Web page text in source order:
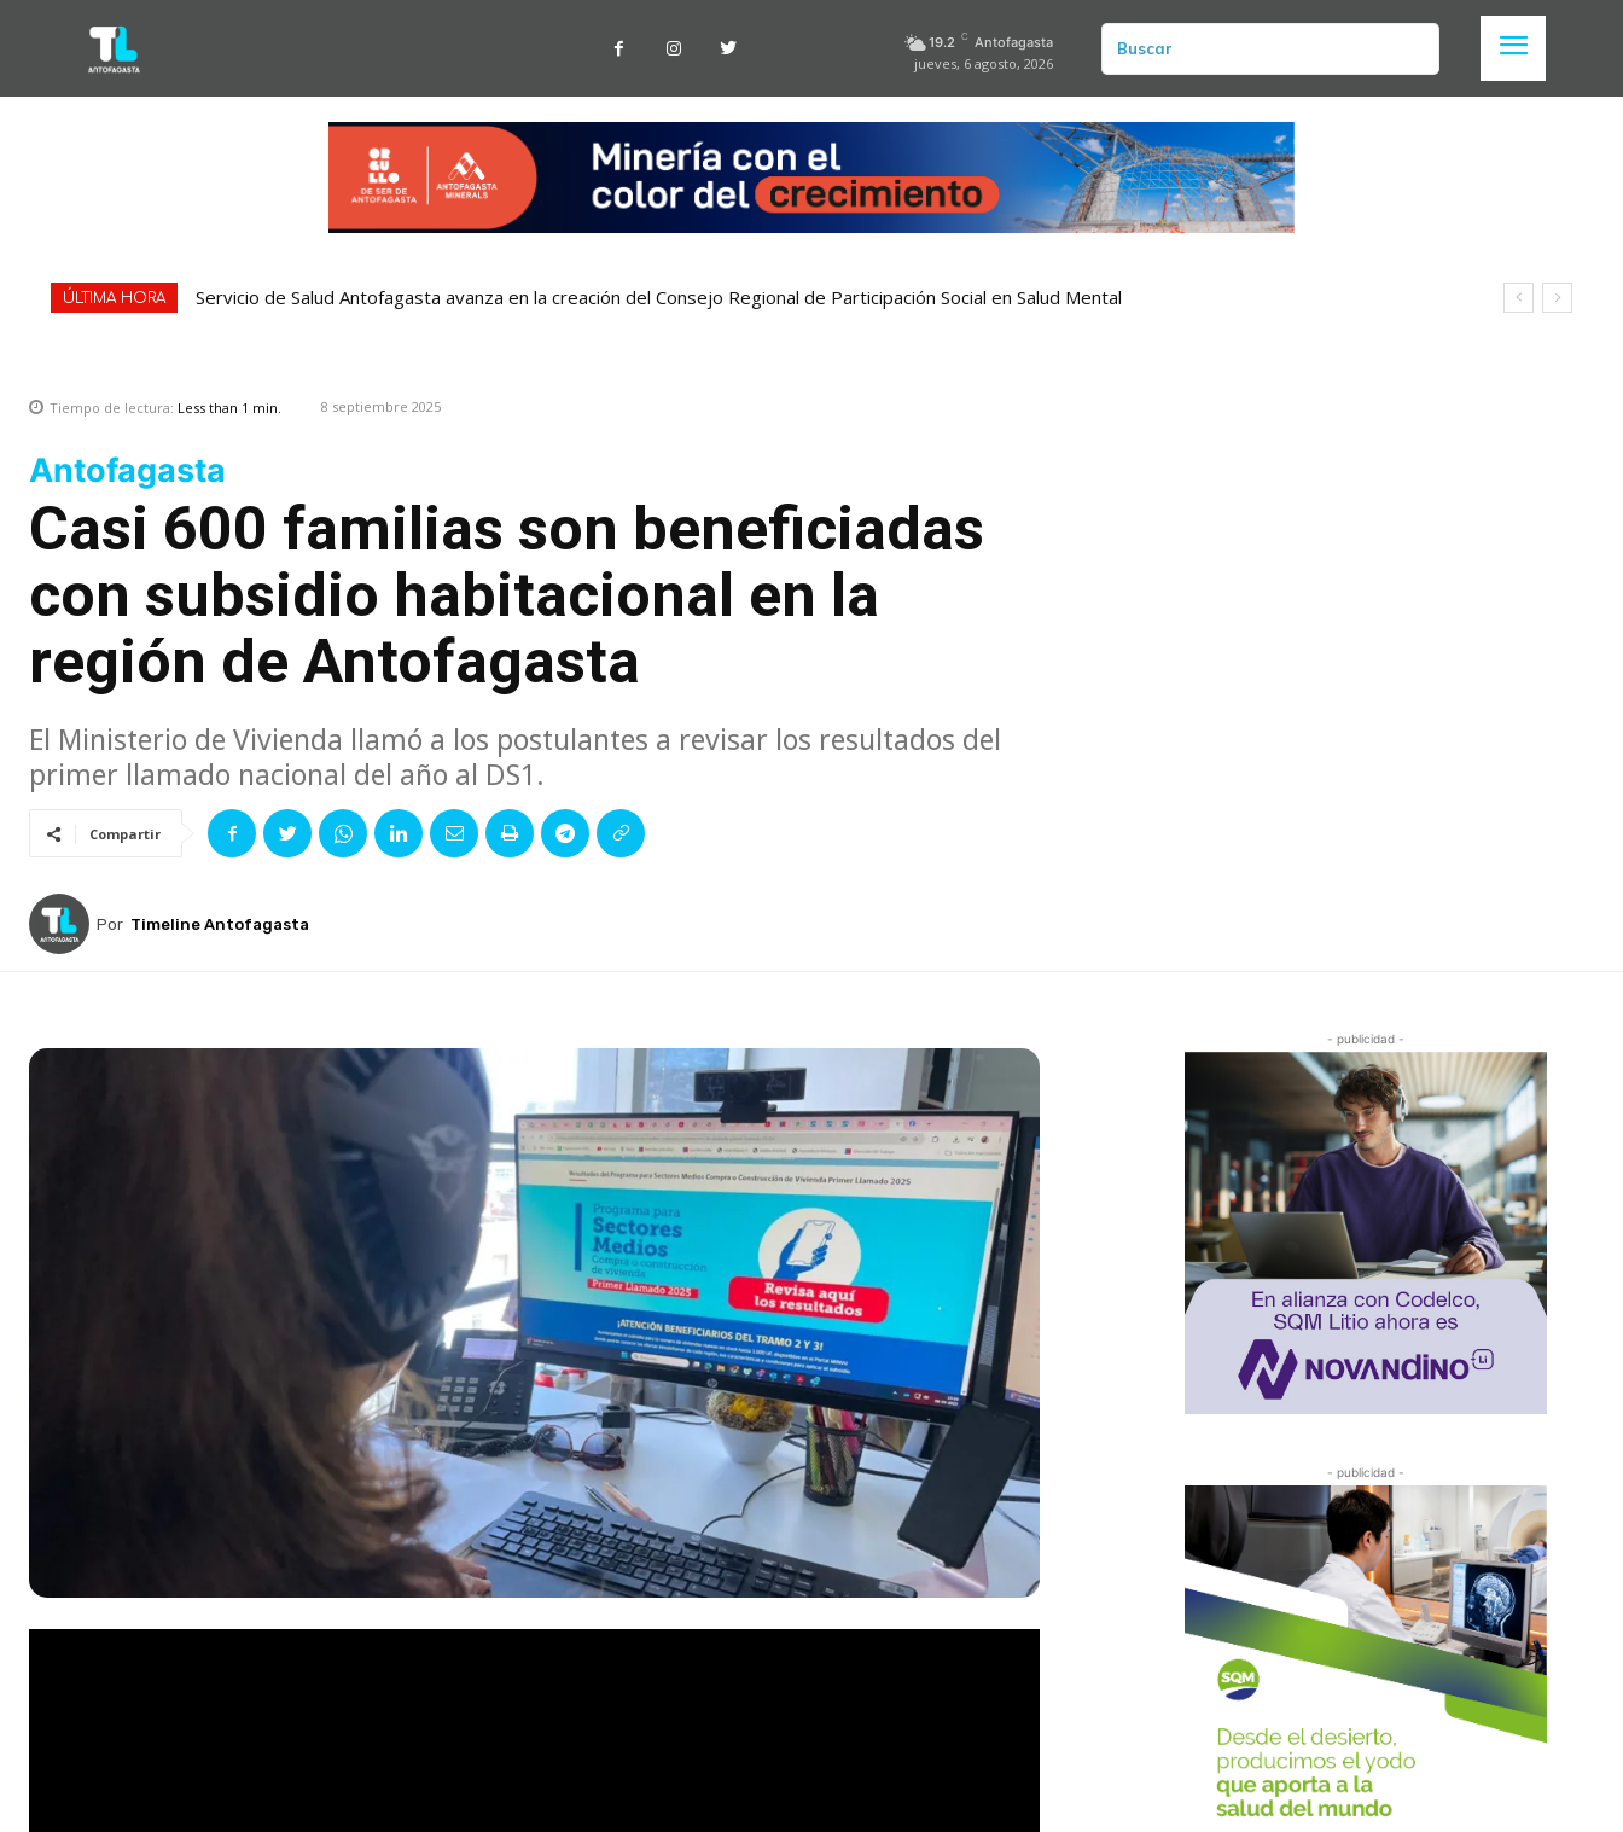
19.2 C Antofagasta
jueves, 6 agosto, 2026
Buscar
ÚLTIMA HORA Servicio de Salud Antofagasta avanza en la creación del Consejo Regional de Participación Social en Salud Mental
Tiempo de lectura: Less than 1 min. 8 septiembre 2025
Antofagasta
Casi 600 familias son beneficiadas
con subsidio habitacional en la
región de Antofagasta
El Ministerio de Vivienda llamó a los postulantes a revisar los resultados del
primer llamado nacional del año al DS1.
Compartir
Por Timeline Antofagasta
- publicidad -
- publicidad -